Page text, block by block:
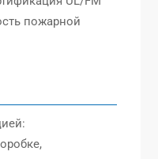
пожарной